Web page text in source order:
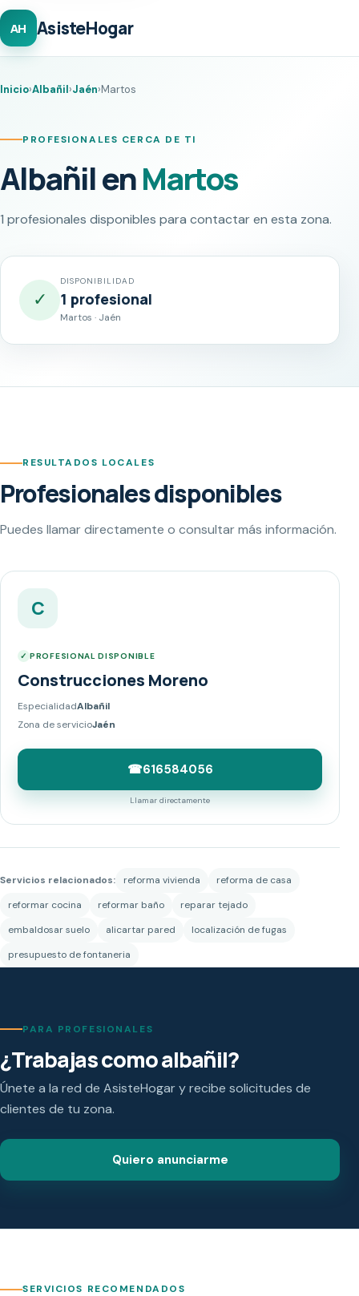
AH AsisteHogar
Inicio›Albañil›Jaén›Martos
PROFESIONALES CERCA DE TI
Albañil enMartos
1 profesionales disponibles para contactar en esta zona.
✓
DISPONIBILIDAD
1 profesional
Martos · Jaén
RESULTADOS LOCALES
Profesionales disponibles
Puedes llamar directamente o consultar más información.
C
PROFESIONAL DISPONIBLE
Construcciones Moreno
EspecialidadAlbañil
Zona de servicioJaén
☎616584056
Llamar directamente
Servicios relacionados: reforma vivienda
reforma de casa
reformar cocina
reformar baño
reparar tejado
embaldosar suelo
alicartar pared
localización de fugas
presupuesto de fontaneria
PARA PROFESIONALES
¿Trabajas como albañil?
Únete a la red de AsisteHogar y recibe solicitudes de
clientes de tu zona.
Quiero anunciarme
SERVICIOS RECOMENDADOS